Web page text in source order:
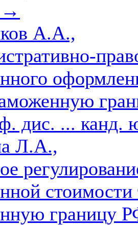
→
А.А.,
дис. ... канд.
Л.А.,
границу